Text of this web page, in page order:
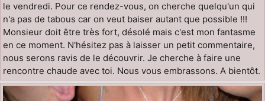
le vendredi. Pour ce rendez-vous, on cherche quelqu'un qui
n'a pas de tabous car on veut baiser autant que possible !!!
Monsieur doit être très fort, désolé mais c'est mon fantasme
en ce moment. N'hésitez pas à laisser un petit commentaire,
nous serons ravis de le découvrir. Je cherche à faire une
rencontre chaude avec toi. Nous vous embrassons. A bientôt.